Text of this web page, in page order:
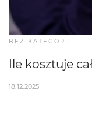
BEZ KATEGORII
Ile kosztuje
18.12.2025